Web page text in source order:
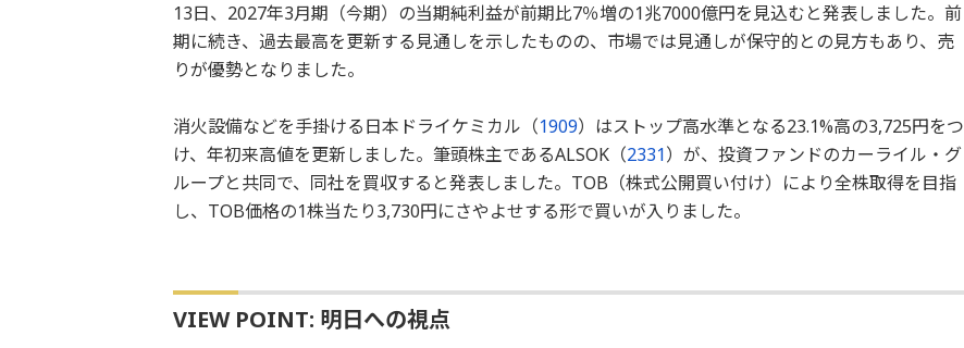
13日、2027年3月期（今期）の当期純利益が前期比7％増の1兆7000億円を見込むと発表しました。前
期に続き、過去最高を更新する見通しを示したものの、市場では見通しが保守的との見方もあり、売
りが優勢となりました。
消火設備などを手掛ける日本ドライケミカル（1909）はストップ高水準となる23.1%高の3,725円をつ
け、年初来高値を更新しました。筆頭株主であるALSOK（2331）が、投資ファンドのカーライル・グ
ループと共同で、同社を買収すると発表しました。TOB（株式公開買い付け）により全株取得を目指
し、TOB価格の1株当たり3,730円にさやよせする形で買いが入りました。
VIEW POINT: 明日への視点